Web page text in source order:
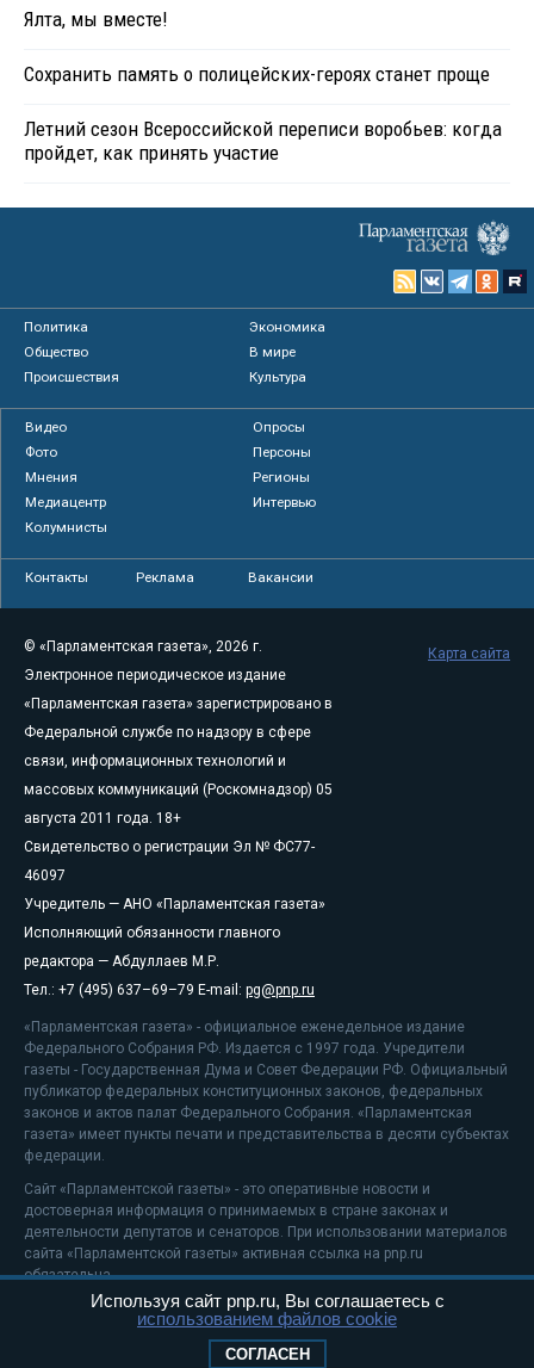
Ялта, мы вместе!
Сохранить память о полицейских-героях станет проще
Летний сезон Всероссийской переписи воробьев: когда
пройдет, как принять участие
Политика
Экономика
Общество
В мире
Происшествия
Культура
Видео
Опросы
Фото
Персоны
Мнения
Регионы
Медиацентр
Интервью
Колумнисты
Контакты Реклама Вакансии
© «Парламентская газета», 2026 г.
Электронное периодическое издание
«Парламентская газета» зарегистрировано в
Федеральной службе по надзору в сфере
связи, информационных технологий и
массовых коммуникаций (Роскомнадзор) 05
августа 2011 года. 18+
Свидетельство о регистрации Эл № ФС77-
46097
Учредитель — АНО «Парламентская газета»
Исполняющий обязанности главного
редактора — Абдуллаев М.Р.
Тел.: +7 (495) 637–69–79 E-mail: pg@pnp.ru
«Парламентская газета» - официальное еженедельное издание
Федерального Собрания РФ. Издается с 1997 года. Учредители
газеты - Государственная Дума и Совет Федерации РФ. Официальный
публикатор федеральных конституционных законов, федеральных
законов и актов палат Федерального Собрания. «Парламентская
газета» имеет пункты печати и представительства в десяти субъектах
федерации.
Сайт «Парламентской газеты» - это оперативные новости и
достоверная информация о принимаемых в стране законах и
деятельности депутатов и сенаторов. При использовании материалов
сайта «Парламентской газеты» активная ссылка на pnp.ru
обязательна.
На информационном ресурсе применяютсярекомендательные
Положение о защите персональных данных
Карта сайта
Используя сайт pnp.ru, Вы соглашаетесь с
использованием файлов cookie
СОГЛАСЕН